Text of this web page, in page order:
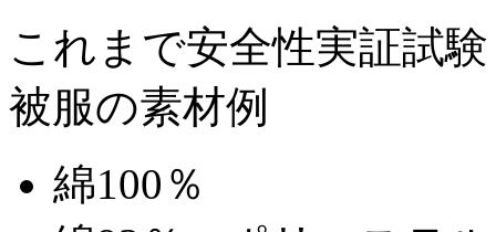
これまで安全性実証試
被服の素材例
綿100％